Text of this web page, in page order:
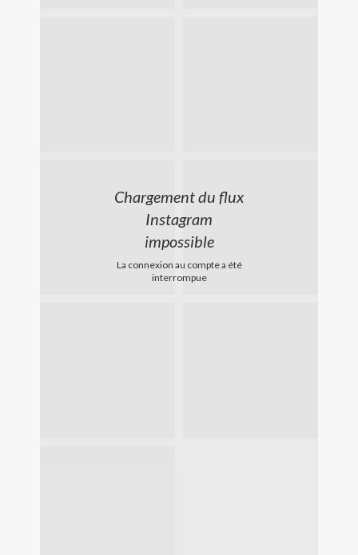
Chargement du flux
Instagram
impossible
La connexion au compte a été
interrompue